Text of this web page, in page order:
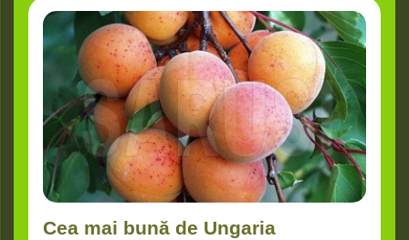
Cea mai bună de Ungaria